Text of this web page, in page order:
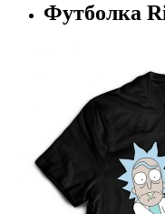
Футболка